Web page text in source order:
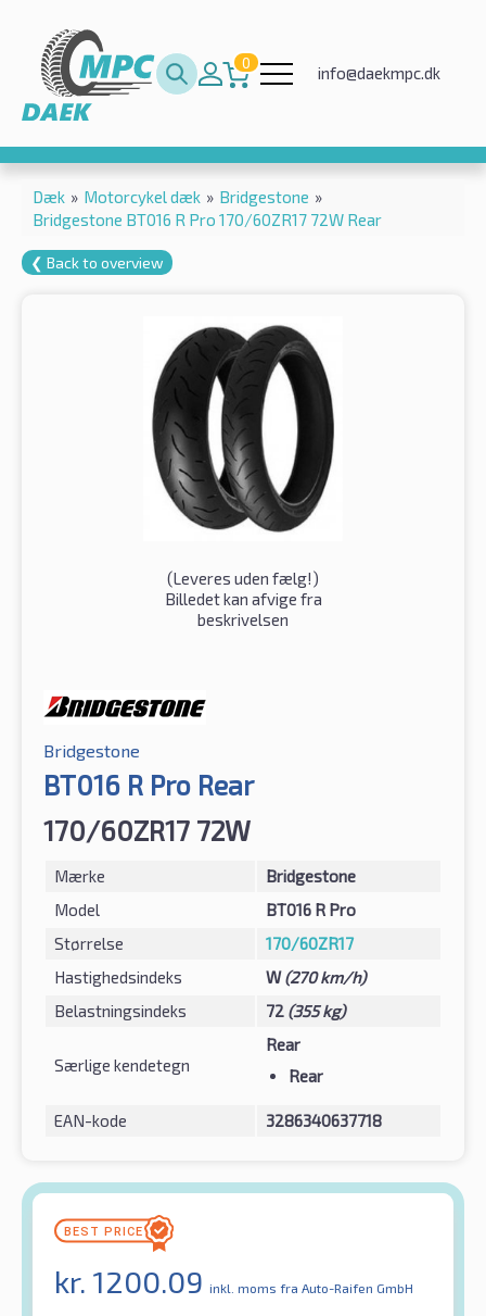
0
info@daekmpc.dk
Dæk » Motorcykel dæk » Bridgestone »
Bridgestone BT016 R Pro 170/60ZR17 72W Rear
❮ Back to overview
(Leveres uden fælg!)
Billedet kan afvige fra
beskrivelsen
Bridgestone
BT016 R Pro Rear
170/60ZR17 72W
Mærke
Bridgestone
Model
BT016 R Pro
Størrelse
170/60ZR17
Hastighedsindeks
W(270 km/h)
Belastningsindeks
72 (355 kg)
Særlige kendetegn
Rear
Rear
EAN-kode 3286340637718
kr. 1200.09 inkl. moms fra Auto-Raifen GmbH